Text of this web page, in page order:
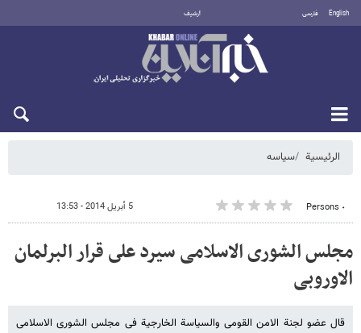
English فارسی أرشيف
الرئيسية سیاسه
٠ Persons 5 أبريل 2014 - 13:53
مجلس الشورى الاسلامی سیرد على قرار البرلمان
الاوروبی
قال عضو لجنة الامن القومی والسیاسة الخارجیة فی مجلس الشورى الاسلامی